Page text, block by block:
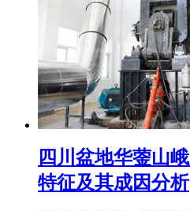
四川盆地华蓥山
特征及其成因分析